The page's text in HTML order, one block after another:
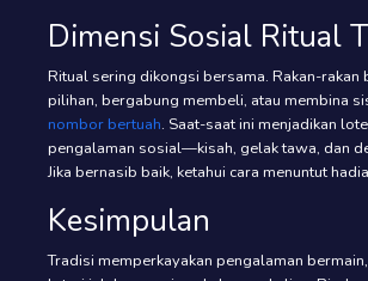
Dimensi Sosial Ritual
Ritual sering dikongsi bersama. Rakan-rakan
pilihan, bergabung membeli, atau membina
nombor bertuah. Saat-saat ini menjadikan
pengalaman sosial—kisah, gelak tawa, dan
Jika bernasib baik, ketahui cara menuntut
Kesimpulan
Tradisi memperkayakan pengalaman